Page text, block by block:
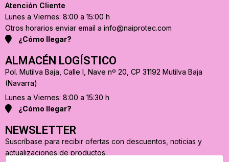
Atención Cliente
Lunes a Viernes: 8:00 a 15:00 h
Otros horarios enviar email a info@naiprotec.com
¿Cómo llegar?
ALMACÉN LOGÍSTICO
Pol. Mutilva Baja, Calle I, Nave nº 20, CP 31192 Mutilva Baja
(Navarra)
Lunes a Viernes: 8:00 a 15:30 h
¿Cómo llegar?
NEWSLETTER
Suscríbase para recibir ofertas con descuentos, noticias y
actualizaciones de productos.
S